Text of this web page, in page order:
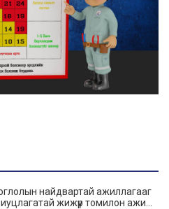
найдвартай ажиллагааг
жижүүр томилон ажи...